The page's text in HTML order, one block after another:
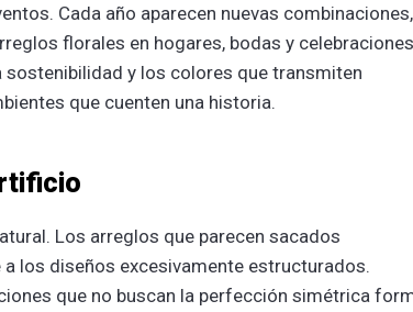
Cada año aparecen nuevas combinaciones,
florales en hogares, bodas y
sostenibilidad y los colores que transmiten
que cuenten una historia.
Los arreglos que parecen sacados
los diseños excesivamente estructurados.
que no buscan la perfección simétrica